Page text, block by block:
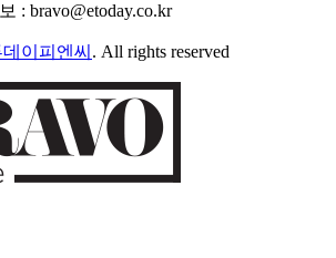
: bravo@etoday.co.kr
이피엔씨 . All rights reserved